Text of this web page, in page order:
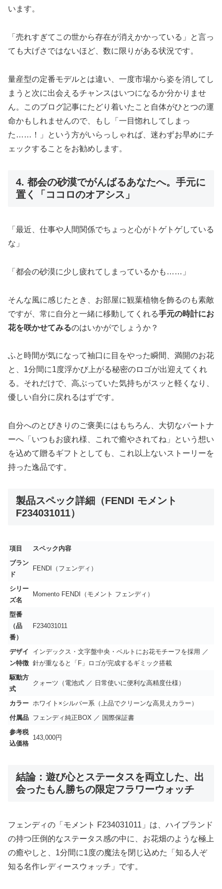
います。
「売れすぎてこの世から存在が消えかかっている」と言っ
ても大げさではないほど、数に限りがある状況です。
量産型の定番モデルとは違い、一度市場から姿を消してし
まうと次に出会えるチャンスはいつになるか分かりませ
ん。このブログ記事にたどり着いたこと自体がひとつの運
命かもしれませんので、もし「一目惚れしてしまっ
た……！」という方がいらっしゃれば、迷わずお早めにチ
ェックすることをお勧めします。
4. 都会の砂漠でがんばるあなたへ。手元に
置く「ココロのオアシス」
「最近、仕事や人間関係でちょっと心がトゲトゲしている
な」
「都会の砂漠に少し疲れてしまっているかも……」
そんな風に感じたとき、お部屋に観葉植物を飾るのも素敵
ですが、常に自分と一緒に移動してくれる手元の時計にお
花を咲かせてみるのはいかがでしょうか？
ふと時間が気になって袖口に目をやった瞬間、満開のお花
と、1分間に1度浮かび上がる秘密のロゴが出迎えてくれ
る。それだけで、高ぶっていた気持ちがスッと軽くなり、
優しい自分に戻れるはずです。
自分へのとびきりのご褒美にはもちろん、大切なパートナ
ーへ「いつもお疲れ様、これで癒やされてね」という想い
を込めて贈るギフトとしても、これ以上ないストーリーを
持った逸品です。
製品スペック詳細（FENDI モメント
F234031011）
項目
スペック内容
ブラン
ド
FENDI（フェンディ）
シリー
ズ名
Momento FENDI（モメント フェンディ）
型番
（品
番）
F234031011
デザイ
ン特徴
インデックス・文字盤中央・ベルトにお花モチーフを採用 ／
針が重なると「F」ロゴが完成するギミック搭載
駆動方
式
クォーツ（電池式 ／ 日常使いに便利な高精度仕様）
カラー ホワイト×シルバー系（上品でクリーンな高見えカラー）
付属品 フェンディ純正BOX ／ 国際保証書
参考税
込価格
143,000円
結論：遊び心とステータスを両立した、出
会ったもん勝ちの限定フラワーウォッチ
フェンディの「モメント F234031011」は、ハイブランド
の持つ圧倒的なステータス感の中に、お花畑のような極上
の癒やしと、1分間に1度の魔法を閉じ込めた「知る人ぞ
知る名作レディースウォッチ」です。